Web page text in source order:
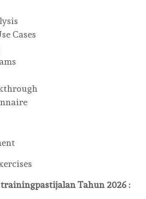
Cases
trainingpastijalanTahun 2026 :